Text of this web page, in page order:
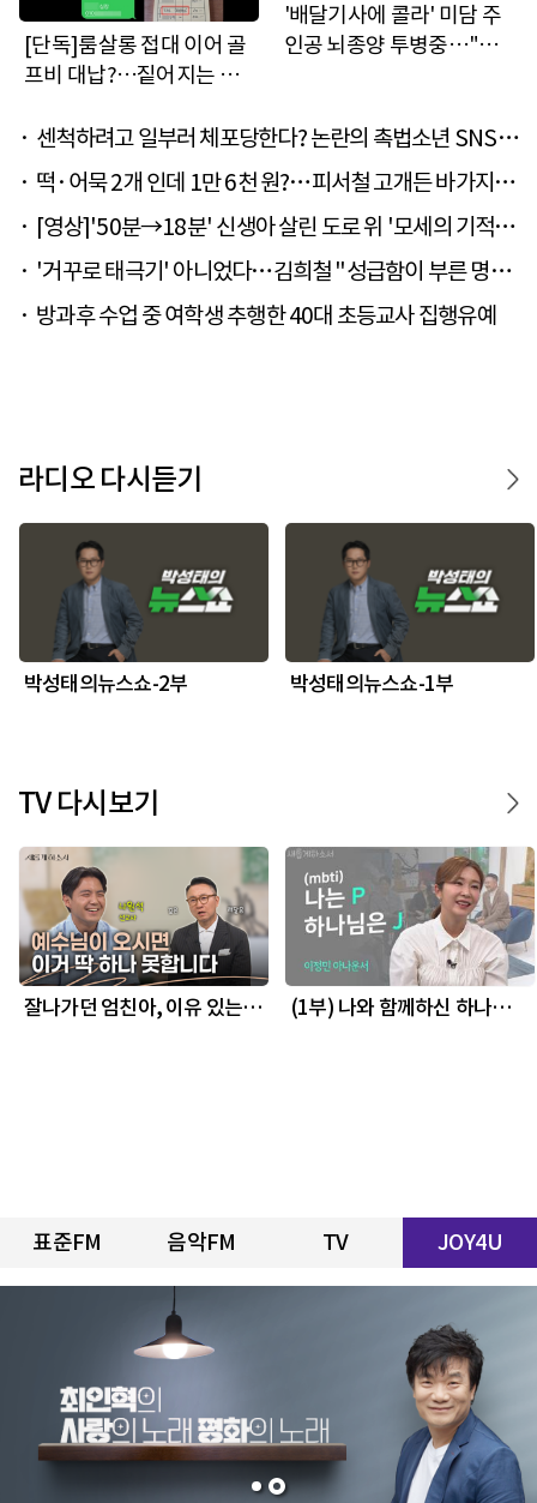
[단독]룸살롱 접대 이어 골
프비 대납?…짙어지는 유
'배달기사에 콜라' 미담 주
인공 뇌종양 투병중…"아
센척하려고 일부러 체포당한다? 논란의 촉법소년 SNS
떡·어묵 2개 인데 1만 6천 원?…피서철 고개든 바가지 논
[영상]'50분→18분' 신생아 살린 도로 위 '모세의 기적'
'거꾸로 태극기' 아니었다…김희철 "성급함이 부른 명백
방과후 수업 중 여학생 추행한 40대 초등교사 집행유예
라디오 다시듣기
박성태의뉴스쇼-2부 박성태의뉴스쇼-1부
TV 다시보기
잘나가던 엄친아, 이유 있는
(1부) 나와 함께하신 하나님
표준FM 음악FM TV JOY4U